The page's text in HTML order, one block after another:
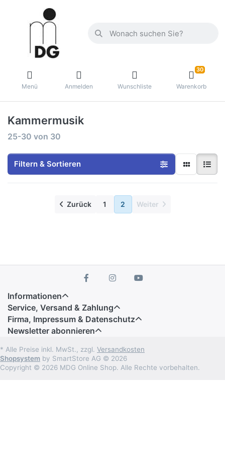
Menü Anmelden Wunschliste
30
Warenkorb
Kammermusik
25-30 von 30
Filtern & Sortieren
Zurück 1 2 Weiter
Informationen
Service, Versand & Zahlung
Firma, Impressum & Datenschutz
Newsletter abonnieren
* Alle Preise inkl. MwSt., zzgl. Versandkosten
Shopsystem by SmartStore AG © 2026
Copyright © 2026 MDG Online Shop. Alle Rechte vorbehalten.